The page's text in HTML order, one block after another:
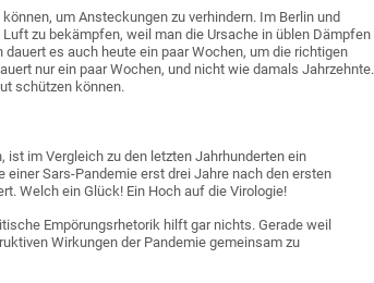
um Ansteckungen zu verhindern. Im Berlin und
zu bekämpfen, weil man die Ursache in üblen Dämpfen
es auch heute ein paar Wochen, um die richtigen
nur ein paar Wochen, und nicht wie damals Jahrzehnte.
schützen können.
im Vergleich zu den letzten Jahrhunderten ein
Sars-Pandemie erst drei Jahre nach den ersten
Welch ein Glück! Ein Hoch auf die Virologie!
Empörungsrhetorik hilft gar nichts. Gerade weil
Wirkungen der Pandemie gemeinsam zu